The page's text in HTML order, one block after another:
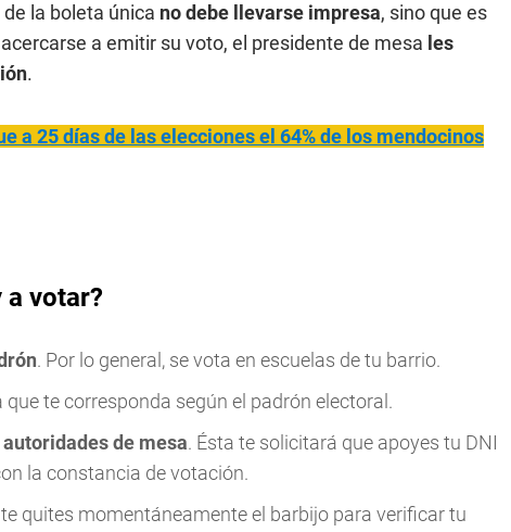
la boleta única no debe llevarse impresa, sino que es
a emitir su voto, el presidente de mesa les
.
a 25 días de las elecciones el 64% de los mendocinos
a votar?
. Por lo general, se vota en escuelas de tu barrio.
te corresponda según el padrón electoral.
de mesa. Ésta te solicitará que apoyes tu DNI
la constancia de votación.
quites momentáneamente el barbijo para verificar tu